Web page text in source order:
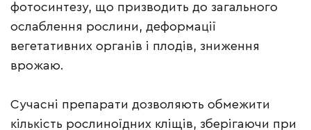
фотосинтезу, що призводить до загального
ослаблення рослини, деформації
вегетативних органів і плодів, зниження
врожаю.
Сучасні препарати дозволяють обмежити
кількість рослиноїдних кліщів, зберігаючи при